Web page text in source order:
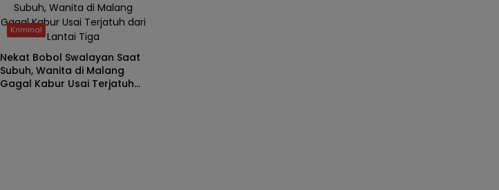
Kriminal
Nekat Bobol Swalayan Saat
Subuh, Wanita di Malang
Gagal Kabur Usai Terjatuh